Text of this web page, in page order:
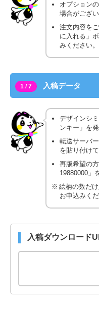
オプション
場合がござ
注文内容を
に入れる」
みください。
1 / 7 入稿データ
デザインシ
ンキー」を
転送サーバ
を貼り付けて
再版希望の
19880000」
絵柄の数だ
お申込みく
入稿ダウンロード